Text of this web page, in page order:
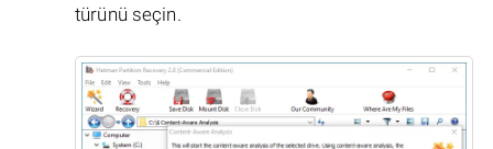
türünü seçin.